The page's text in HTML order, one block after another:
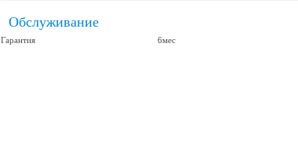
Обслуживание
Гарантия 6мес